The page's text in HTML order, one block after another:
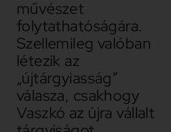
művészet
folytathatóságára.
Szellemileg valóban
létezik az
„újtárgyiasság”
válasza, csakhogy
Vaszkó az újra vállalt